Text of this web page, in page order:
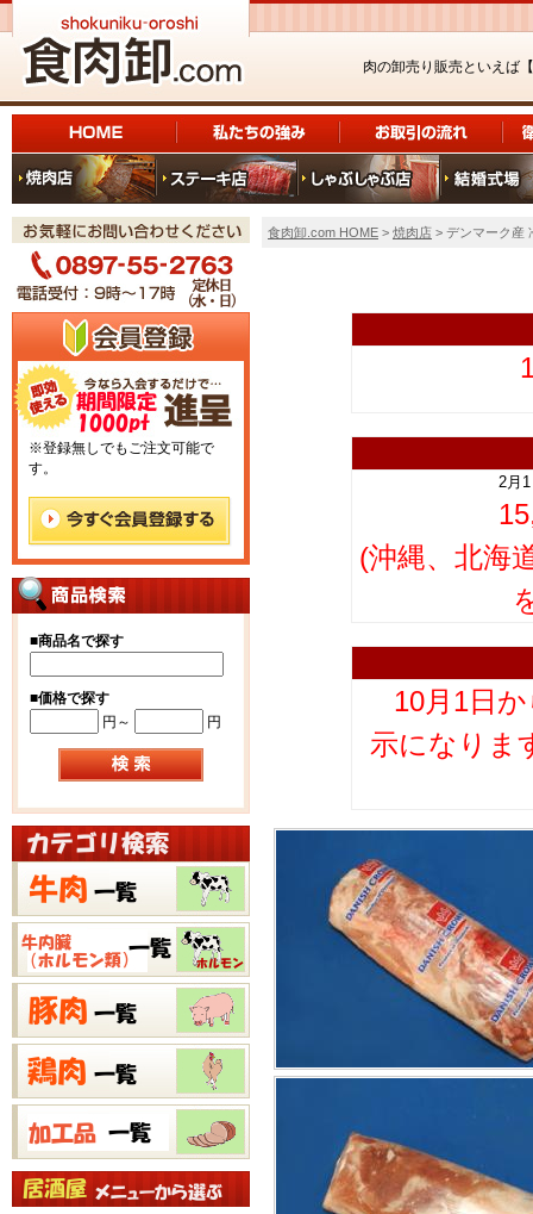
肉の卸売り販売といえば【
※登録無しでもご注文可能で
す。
■商品名で探す
■価格で探す
円～
円
食肉卸.com HOME > 焼肉店 > デンマーク
2月
(沖縄、北海
10月1日
示になりま